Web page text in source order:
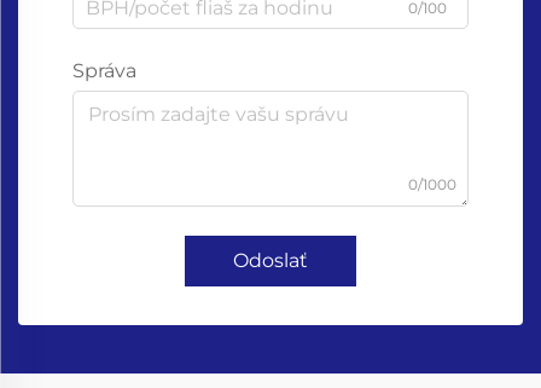
0/100
Správa
0/1000
Odoslať